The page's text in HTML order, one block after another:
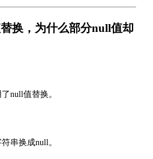
换，为什么部分null值却
null值替换。
串换成null。